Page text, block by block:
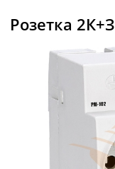
Розетка